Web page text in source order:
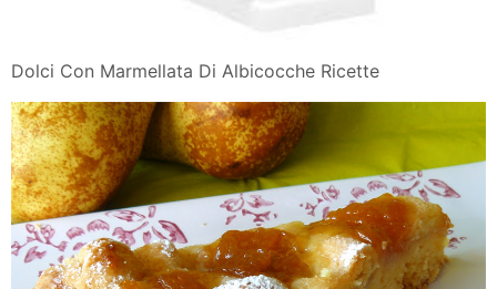
Dolci Con Marmellata Di Albicocche Ricette